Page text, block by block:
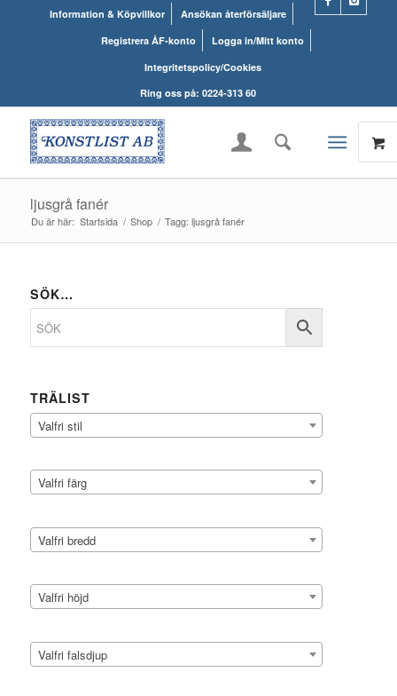
Information & Köpvillkor
Ansökan återförsäljare
Registrera ÅF-konto
Logga in/Mitt konto
Integritetspolicy/Cookies
Ring oss på: 0224-313 60
ljusgrå fanér
Du är här: Startsida / Shop / Tagg: ljusgrå fanér
SÖK…
TRÄLIST
Valfri stil
Valfri färg
Valfri bredd
Valfri höjd
Valfri falsdjup